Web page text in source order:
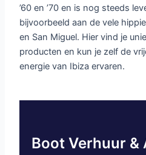
’60 en ’70 en is nog steeds
bijvoorbeeld aan de vele
en San Miguel. Hier vind je
producten en kun je zelf de
energie van Ibiza ervaren.
Boot Verhuur